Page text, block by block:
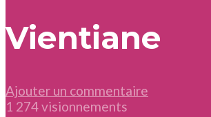
Vientiane
Ajouter un commentaire
1 274 visionnements